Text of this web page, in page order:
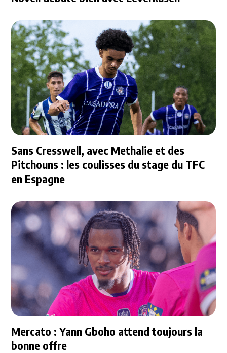
Sans Cresswell, avec Methalie et des
Pitchouns : les coulisses du stage du TFC
en Espagne
Mercato : Yann Gboho attend toujours la
bonne offre